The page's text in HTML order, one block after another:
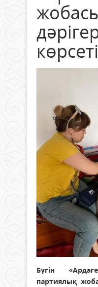
Бүгін
партиялық